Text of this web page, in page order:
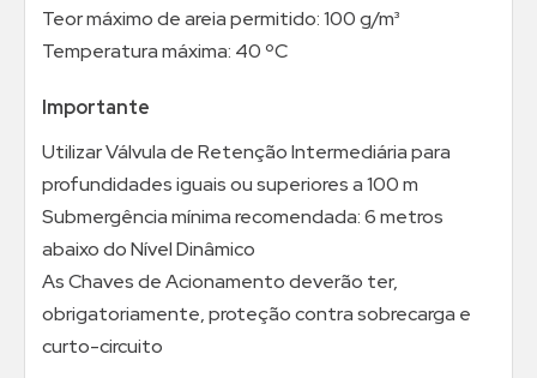
Teor máximo de areia permitido: 100 g/m³
Temperatura máxima: 40 ºC
Importante
Utilizar Válvula de Retenção Intermediária para
profundidades iguais ou superiores a 100 m
Submergência mínima recomendada: 6 metros
abaixo do Nível Dinâmico
As Chaves de Acionamento deverão ter,
obrigatoriamente, proteção contra sobrecarga e
curto-circuito